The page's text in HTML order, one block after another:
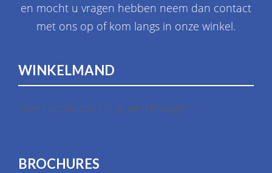
en mocht u vragen hebben neem dan contact
met ons op of kom langs in onze winkel.
WINKELMAND
Geen producten in je winkelwagen.
BROCHURES